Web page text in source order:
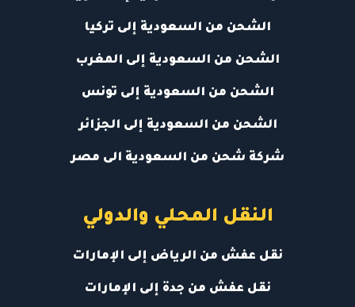
الشحن من السعودية إلى تركيا
الشحن من السعودية إلى المغرب
الشحن من السعودية إلى تونس
الشحن من السعودية إلى الجزائر
شركة شحن من السعودية الى مصر
النقل المحلي والدولي
نقل عفش من الرياض إلى الإمارات
نقل عفش من جدة إلى الإمارات